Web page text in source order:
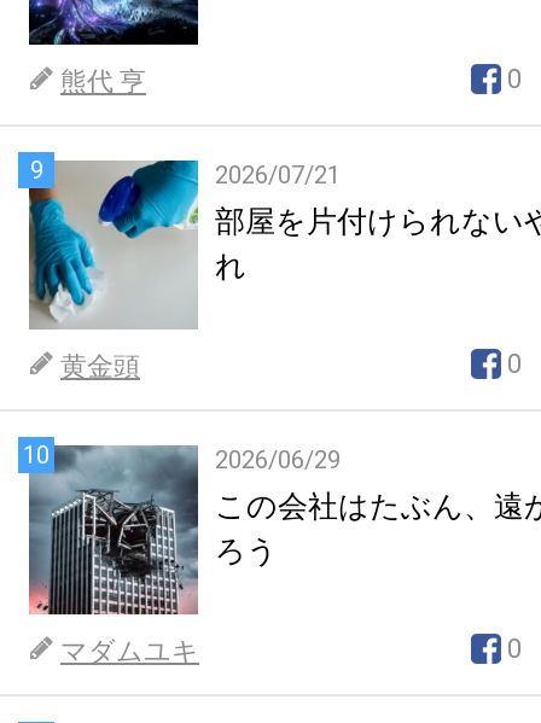
熊代 亨 0
9 2026/07/21
部屋を片付けられない
れ
黄金頭 0
10 2026/06/29
この会社はたぶん、遠
ろう
マダムユキ 0